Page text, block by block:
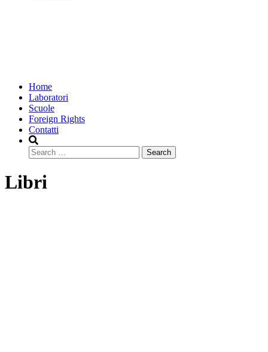
Home
Laboratori
Scuole
Foreign Rights
Contatti
Search
Libri